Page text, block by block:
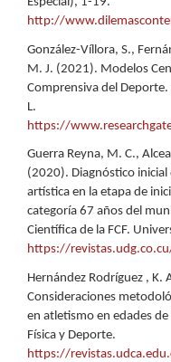
http://
González-Víllora, S.,
M. J. (2021). Modelos
Comprensiva del
L.
https://
Guerra Reyna, M. C.,
(2020). Diagnóstico inicial
artística en la etapa de
categoría 67 años del
Científica de la FCF.
https://
Hernández Rodríguez , K.
Consideraciones
en atletismo en edades
Física y Deporte.
https://